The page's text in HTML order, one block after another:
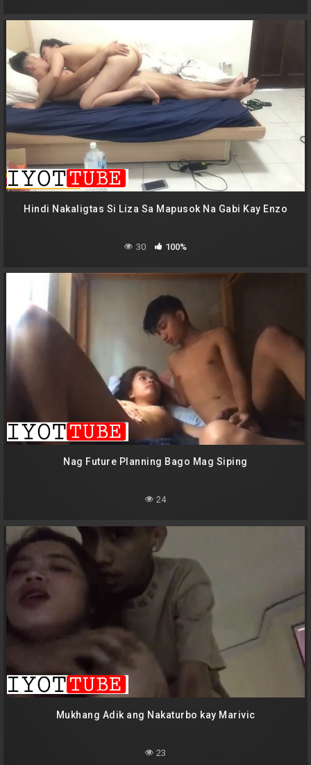
Hindi Nakaligtas Si Liza Sa Mapusok Na Gabi Kay Enzo
30 100%
Nag Future Planning Bago Mag Siping
24
Mukhang Adik ang Nakaturbo kay Marivic
23